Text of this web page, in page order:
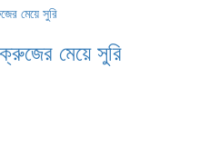
মেয়ে সুরি